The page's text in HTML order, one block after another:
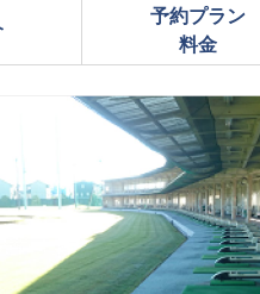
予約プラン
料金